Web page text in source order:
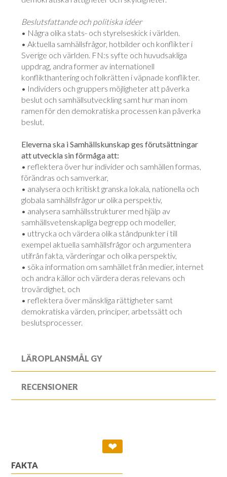
Beslutsfattande och politiska idéer
• Några olika stats- och styrelseskick i världen.
• Aktuella samhällsfrågor, hotbilder och konflikter i
Sverige och världen. FN:s syfte och huvudsakliga
uppdrag, andra former av internationell
konflikthantering och folkrätten i väpnade konflikter.
• Individers och gruppers möjligheter att påverka
beslut och samhällsutveckling samt hur man inom
ramen för den demokratiska processen kan påverka
beslut.
Eleverna ska i Samhällskunskap ges förutsättningar
att utveckla sin förmåga att:
• reflektera över hur individer och samhällen formas,
förändras och samverkar,
• analysera och kritiskt granska lokala, nationella och
globala samhällsfrågor ur olika perspektiv,
• analysera samhällsstrukturer med hjälp av
samhällsvetenskapliga begrepp och modeller,
• uttrycka och värdera olika ståndpunkter i till
exempel aktuella samhällsfrågor och argumentera
utifrån fakta, värderingar och olika perspektiv,
• söka information om samhället från medier, internet
och andra källor och värdera deras relevans och
trovärdighet, och
• reflektera över mänskliga rättigheter samt
demokratiska värden, principer, arbetssätt och
beslutsprocesser.
LÄROPLANSMÅL GY
RECENSIONER
❤
FAKTA